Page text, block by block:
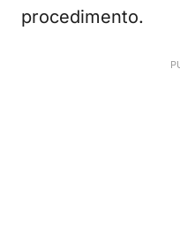
procedimento.